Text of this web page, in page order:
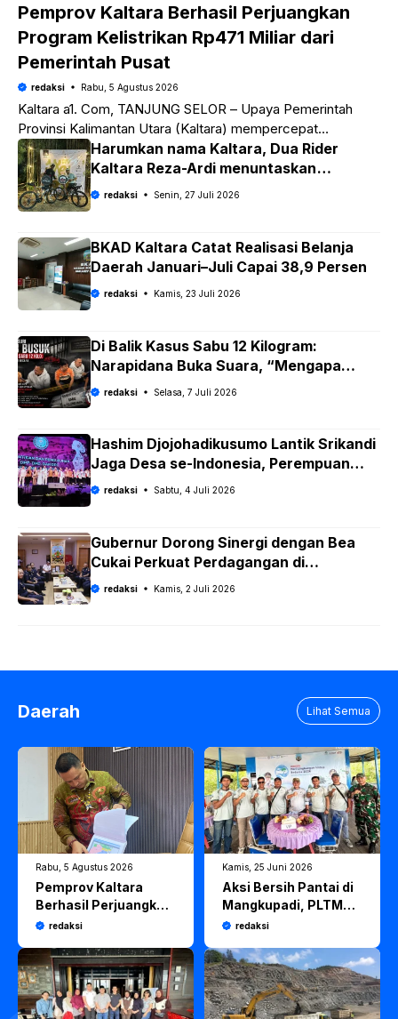
Pemprov Kaltara Berhasil Perjuangkan
Program Kelistrikan Rp471 Miliar dari
Pemerintah Pusat
redaksi Rabu, 5 Agustus 2026
Kaltara a1. Com, TANJUNG SELOR – Upaya Pemerintah
Provinsi Kalimantan Utara (Kaltara) mempercepat
pemerataan akses listrik bagi masyarakat membuahkan
hasil. Melalui koordinasi intensif dengan Pemerintah
Harumkan nama Kaltara, Dua Rider
Kaltara Reza-Ardi menuntaskan
tantangan ekstrem Audax Malang 300
KM
redaksi Senin, 27 Juli 2026
BKAD Kaltara Catat Realisasi Belanja
Daerah Januari–Juli Capai 38,9 Persen
redaksi Kamis, 23 Juli 2026
Di Balik Kasus Sabu 12 Kilogram:
Narapidana Buka Suara, “Mengapa
Hanya Saya yang Dipecat dan Dipidana?
redaksi Selasa, 7 Juli 2026
Hashim Djojohadikusumo Lantik Srikandi
Jaga Desa se-Indonesia, Perempuan
Siap Kawal Program Strategis Prabowo
redaksi Sabtu, 4 Juli 2026
Gubernur Dorong Sinergi dengan Bea
Cukai Perkuat Perdagangan di
Perbatasan dan Ekspor UMKM
redaksi Kamis, 2 Juli 2026
Daerah Lihat Semua
Rabu, 5 Agustus 2026
Pemprov Kaltara
Berhasil Perjuangkan
Program Kelistrikan
Pemerintah Pusat
redaksi
Kamis, 25 Juni 2026
Aksi Bersih Pantai di
Mangkupadi, PLTMG
Tanjung Selor dan
Gaungkan Komitmen
“Saatnya Bekerja
untuk Iklim”
redaksi